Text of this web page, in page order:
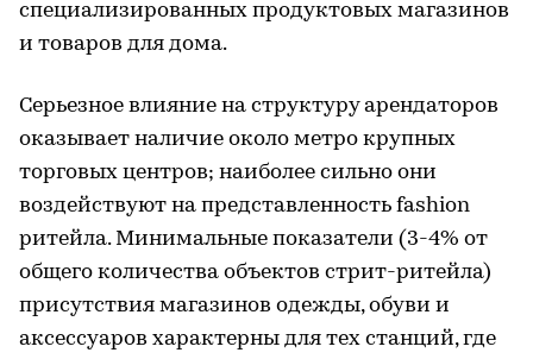
специализированных продуктовых магазинов
и товаров для дома.
Серьезное влияние на структуру арендаторов
оказывает наличие около метро крупных
торговых центров; наиболее сильно они
воздействуют на представленность fashion
ритейла. Минимальные показатели (3-4% от
общего количества объектов стрит-ритейла)
присутствия магазинов одежды, обуви и
аксессуаров характерны для тех станций, где